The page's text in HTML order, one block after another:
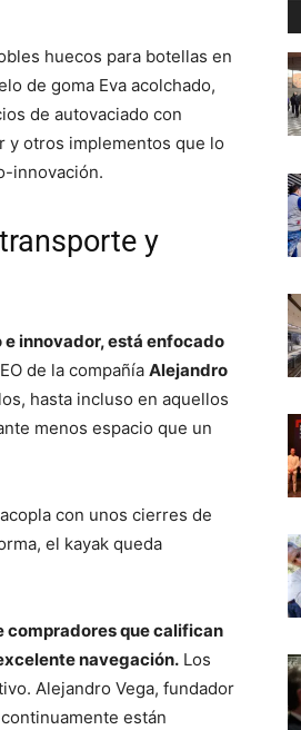
huecos para botellas en
de goma Eva acolchado,
de autovaciado con
y otros implementos que lo
innovación.
y
e innovador, está enfocado
de la compañía Alejandro
hasta incluso en aquellos
menos espacio que un
con unos cierres de
el kayak queda
compradores que califican
navegación. Los
Alejandro Vega, fundador
están